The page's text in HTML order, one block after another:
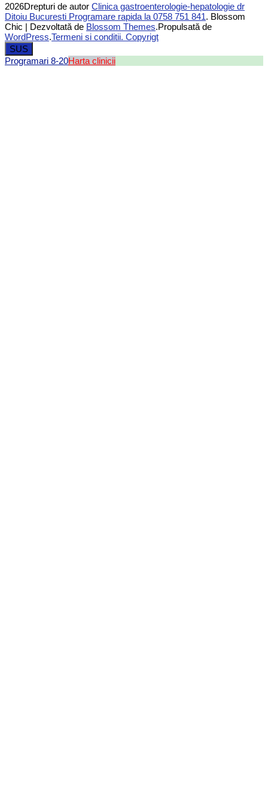
2026Drepturi de autor Clinica gastroenterologie-hepatologie dr
Ditoiu Bucuresti Programare rapida la 0758 751 841. Blossom
Chic | Dezvoltată de Blossom Themes.Propulsată de
WordPress.Termeni si conditii. Copyrigt
SUS
Programari 8-20Harta clinicii